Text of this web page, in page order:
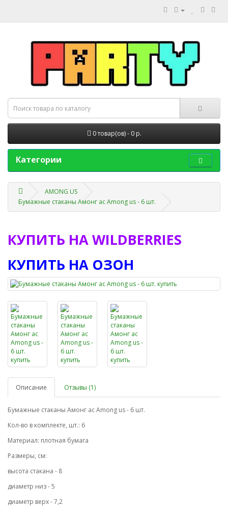
0 товар(ов) - 0 р.
Категории
AMONG US
Бумажные стаканы Амонг ас Among us - 6 шт.
КУПИТЬ НА WILDBERRIES
КУПИТЬ НА ОЗОН
Описание Отзывы (1)
Бумажные стаканы Амонг ас Among us - 6 шт.
Кол-во в комплекте, шт.: 6
Материал: плотная бумага
Размеры, см:
высота стакана - 8
диаметр низ - 5
диаметр верх - 7,2